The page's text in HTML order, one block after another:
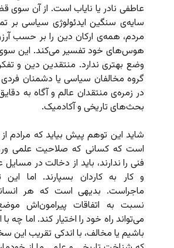
عاطفی نادر یا نایاب است. از آن
سایه‌ی سنگین ایدئولوژی سیاسی بر
مردم، همه‌ی ارکان دین را بر حسب
هوس‌های خود تفسیر می‌کند. این
وضع بهتری ندارد. منتقدین دین و
گروه مخالفان سیاسی یا دشمنان
در زمره‌ی منتقدان عالم و آگاه به
بحث‌های تاریخی و آکادمیک.
شاید این توهم پیش بیاید که مرادم
است که کسانی که صلاحیت علمی
فنی را ندارند، باید از دخالت در
و کار به کاردان بسپارند. اما
ماجراست. بدیهی است که هر
نسبت به اتفاقات پیرامون‌اش
می‌تواند راه خود را اختیار کند. اما چه
باشیم یا مخالف، با اندکی تقریب